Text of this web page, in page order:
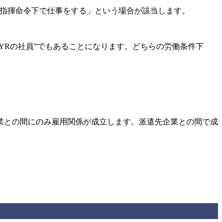
命令下で仕事をする」という場合が該当します。
の社員”でもあることになります。どちらの労働条件下
の間にのみ雇用関係が成立します。派遣先企業との間で成